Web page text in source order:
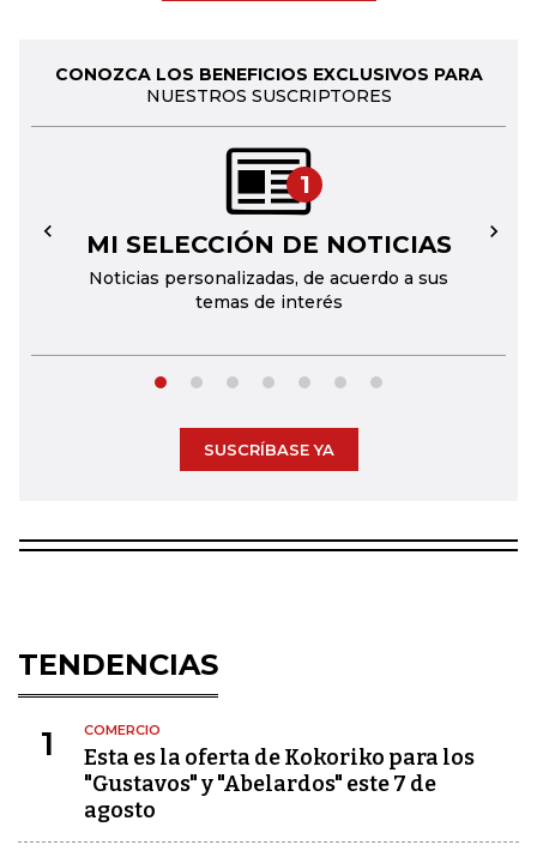
CONOZCA LOS BENEFICIOS EXCLUSIVOS PARA
NUESTROS SUSCRIPTORES
1
MI SELECCIÓN DE NOTICIAS
Noticias personalizadas, de acuerdo a sus
temas de interés
← →
SUSCRÍBASE YA
TENDENCIAS
1 COMERCIO
Esta es la oferta de Kokoriko para los
"Gustavos" y "Abelardos" este 7 de
agosto